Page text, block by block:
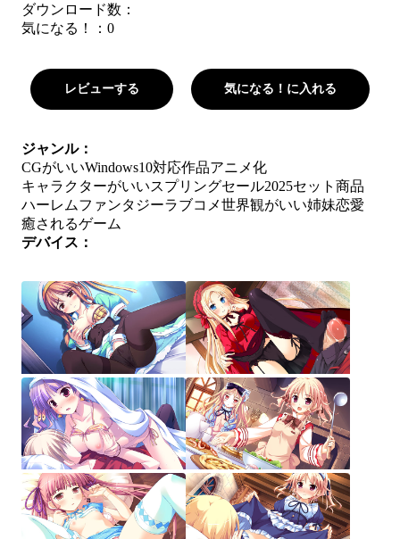
ダウンロード数：
気になる！： 0
レビューする 気になる！に入れる
ジャンル：
CGがいいWindows10対応作品アニメ化
キャラクターがいいスプリングセール2025セット商品
ハーレムファンタジーラブコメ世界観がいい姉妹恋愛
癒されるゲーム
デバイス：